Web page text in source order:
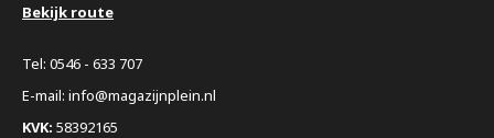
Bekijk route
Tel: 0546 - 633 707
E-mail: info@magazijnplein.nl
KVK: 58392165